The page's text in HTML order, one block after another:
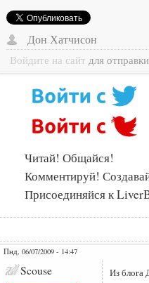
Дон Хатчисон
Войдите на сайт для
Читай! Общайся!
Комментируй!
Присоединяйся к
Пнд, 06/07/2009 - 14:47
Scouse
Из блога